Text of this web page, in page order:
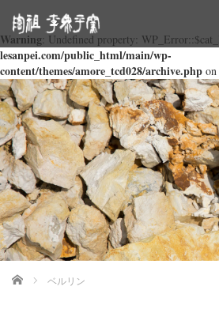
Warning: Undefined property:
lesanpei.com/public_html/main/wp-
content/themes/amore_tcd028/archive.php
Home ベルリン